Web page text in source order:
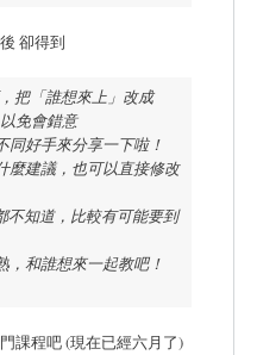
卻得到
把「誰想來上」改成
以免會錯意
同好手來分享一下啦！
麼建議，也可以直接修改
不知道，比較有可能要到
，和誰想來一起教吧！
課程吧 (現在已經六月了)